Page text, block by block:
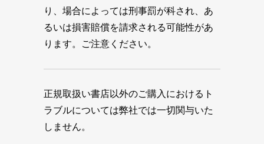
り、場合によっては刑事罰が科され、あ
るいは損害賠償を請求される可能性があ
ります。ご注意ください。
正規取扱い書店以外のご購入におけるト
ラブルについては弊社では一切関与いた
しません。